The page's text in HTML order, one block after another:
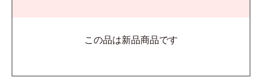
この品は新品商品です